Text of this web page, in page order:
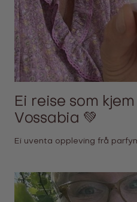
Ei reise som
Vossabia 💚
Ei uventa oppleving frå